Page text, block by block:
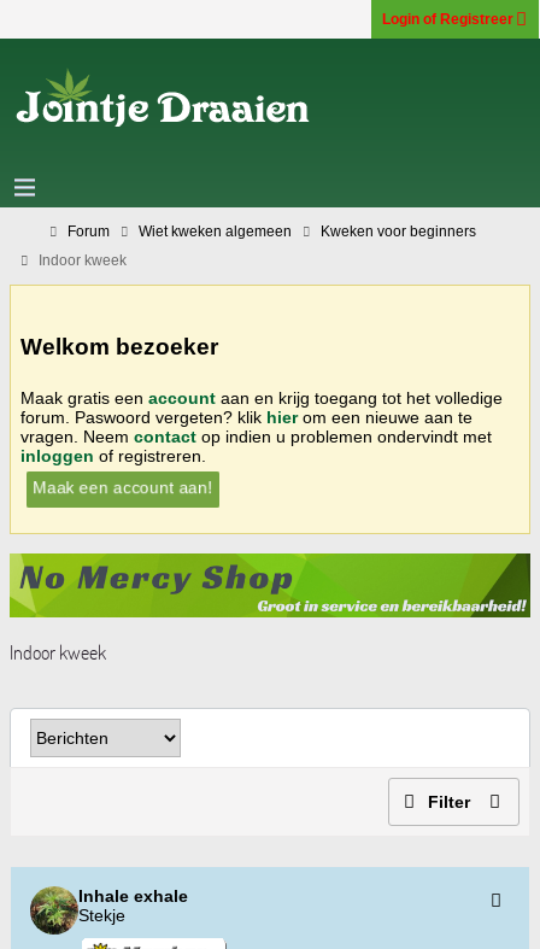
Login of Registreer
Forum Wiet kweken algemeen
Kweken voor beginners
Indoor kweek
Welkom bezoeker
Maak gratis een account aan en krijg toegang tot het volledige
forum. Paswoord vergeten? klik hierom een nieuwe aan te
vragen. Neem contact op indien u problemen ondervindt met
inloggen of registreren.
Maak een account aan!
Indoor kweek
Filter
Inhale exhale
Stekje